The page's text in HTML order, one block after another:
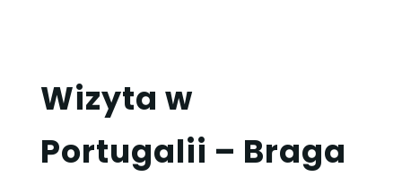
Wizyta w
Portugalii – Braga